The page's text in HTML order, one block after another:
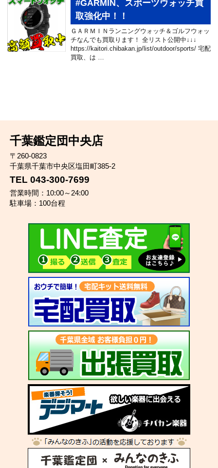
#GARMIN、スポーツウォッチ買
取強化中！！
ＧＡＲＭＩＮランニングウォッチ＆ゴルフウォッ
チなんでも買取ります！ 全リスト公開中↓↓↓
https://kaitori.chibakan.jp/list/outdoor/sports/ 宅配
買取、は …
千葉鑑定団中央店
〒260-0823
千葉県千葉市中央区塩田町385-2
TEL 043-300-7699
営業時間：10:00～24:00
駐車場：100台程